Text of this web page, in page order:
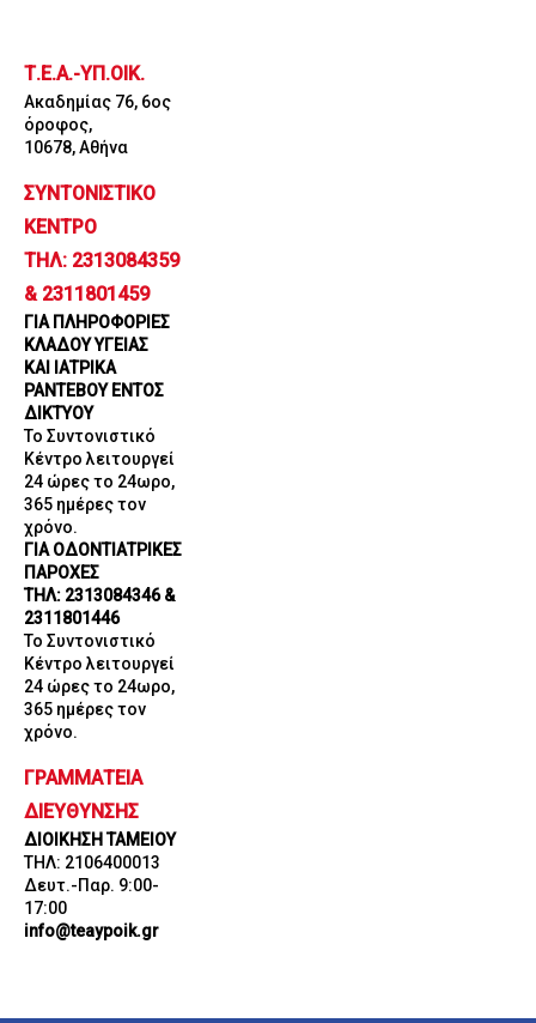
περιεχόμενο
Τ.Ε.Α.-ΥΠ.ΟΙΚ.
Ακαδημίας 76, 6ος
όροφος,
10678, Αθήνα
ΣΥΝΤΟΝΙΣΤΙΚΟ
ΚΕΝΤΡΟ
ΤΗΛ: 2313084359
& 2311801459
ΓΙΑ ΠΛΗΡΟΦΟΡΙΕΣ
ΚΛΑΔΟΥ ΥΓΕΙΑΣ
ΚΑΙ ΙΑΤΡΙΚΑ
ΡΑΝΤΕΒΟΥ ΕΝΤΟΣ
ΔΙΚΤΥΟΥ
Το Συντονιστικό
Κέντρο λειτουργεί
24 ώρες το 24ωρο,
365 ημέρες τον
χρόνο.
ΓΙΑ ΟΔΟΝΤΙΑΤΡΙΚΕΣ
ΠΑΡΟΧΕΣ
ΤΗΛ: 2313084346 &
2311801446
Το Συντονιστικό
Κέντρο λειτουργεί
24 ώρες το 24ωρο,
365 ημέρες τον
χρόνο.
ΓΡΑΜΜΑΤΕΙΑ
ΔΙΕΥΘΥΝΣΗΣ
ΔΙΟΙΚΗΣΗ ΤΑΜΕΙΟΥ
ΤΗΛ: 2106400013
Δευτ.-Παρ. 9:00-
17:00
info@teaypoik.gr